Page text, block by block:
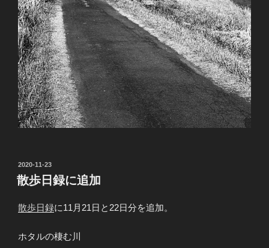
投
稿
日:
2020-11-23
散歩日録に追加
散歩日録に11月21日と22日分を追加。
ホタルの棲む川